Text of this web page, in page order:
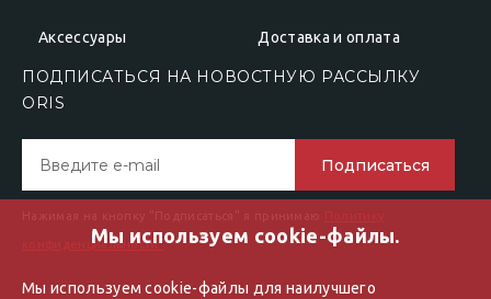
Аксессуары Доставка и оплата
ПОДПИСАТЬСЯ НА НОВОСТНУЮ РАССЫЛКУ
ОRIS
Подписаться
Нажимая на кнопку "Подписаться" я принимаю Политику
конфиденциальности"Мы используем cookie-файлы.
Мы используем cookie-файлы для наилучшего